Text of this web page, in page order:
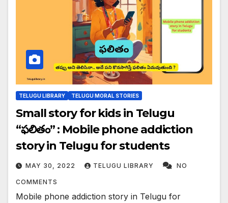
TELUGU LIBRARY TELUGU MORAL STORIES
Small story for kids in Telugu
“ఫలితం” : Mobile phone addiction
story in Telugu for students
MAY 30, 2022 TELUGU LIBRARY NO
COMMENTS
Mobile phone addiction story in Telugu for